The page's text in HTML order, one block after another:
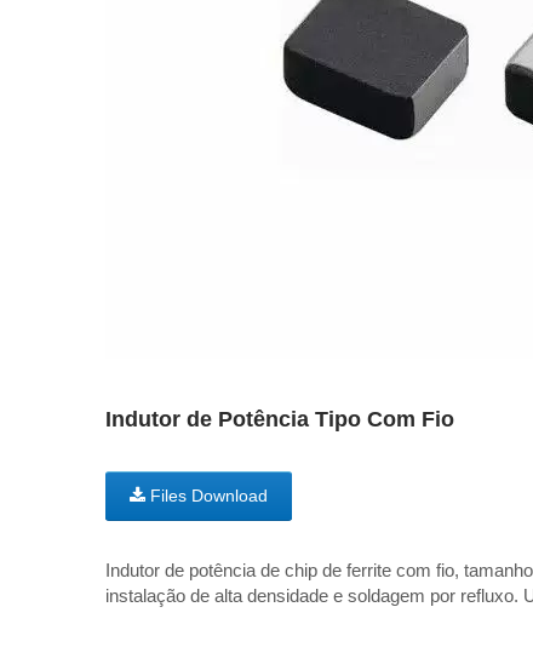
Indutor de Potência Tipo Com Fio
Files Download
Indutor de potência de chip de ferrite com fio,
instalação de alta densidade e soldagem por